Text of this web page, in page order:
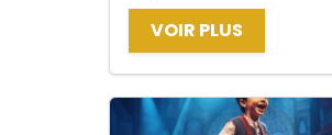
VOIR PLUS